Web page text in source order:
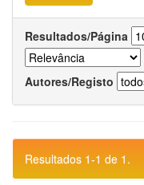
Resultados/Página
Autores/Registo
Resultados 1-1 de 1.